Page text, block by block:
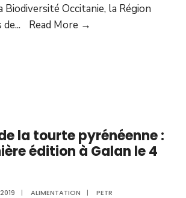
Biodiversité Occitanie, la Région
de... Read More →
la tourte pyrénéenne :
édition à Galan le 4
| ALIMENTATION | PETR